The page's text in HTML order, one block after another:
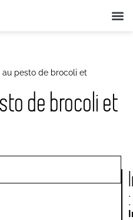
pesto de brocoli et
de brocoli et
: